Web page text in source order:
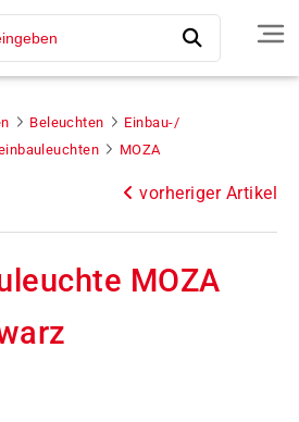
Beleuchten
Einbau-/
MOZA
vorheriger Artikel
MOZA